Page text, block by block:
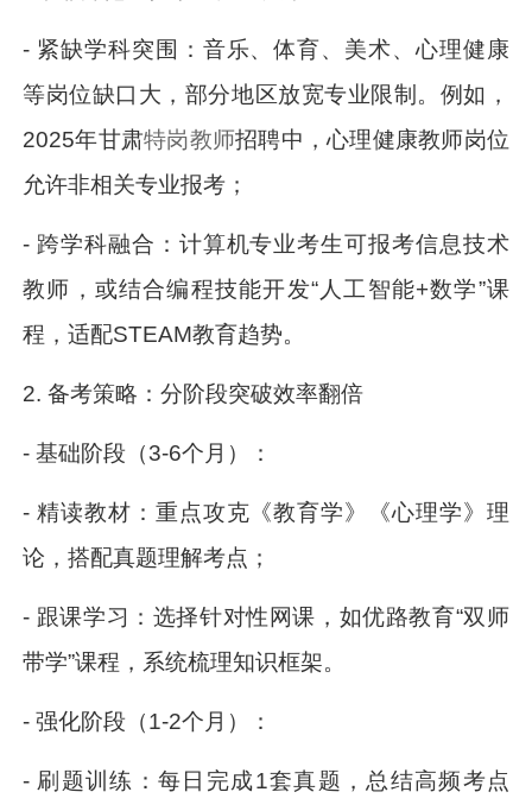
- 紧缺学科突围：音乐、体育、美术、心理健康
等岗位缺口大，部分地区放宽专业限制。例如，
2025年甘肃特岗教师招聘中，心理健康教师岗位
允许非相关专业报考；
- 跨学科融合：计算机专业考生可报考信息技术
教师，或结合编程技能开发“人工智能+数学”课
程，适配STEAM教育趋势。
2. 备考策略：分阶段突破效率翻倍
- 基础阶段（3-6个月）：
- 精读教材：重点攻克《教育学》《心理学》理
论，搭配真题理解考点；
- 跟课学习：选择针对性网课，如优路教育“双师
带学”课程，系统梳理知识框架。
- 强化阶段（1-2个月）：
- 刷题训练：每日完成1套真题，总结高频考点